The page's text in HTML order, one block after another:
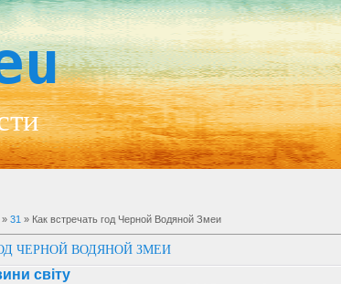
» 31 » Как встречать год Черной Водяной Змеи
ЧЕРНОЙ ВОДЯНОЙ ЗМЕИ
світу